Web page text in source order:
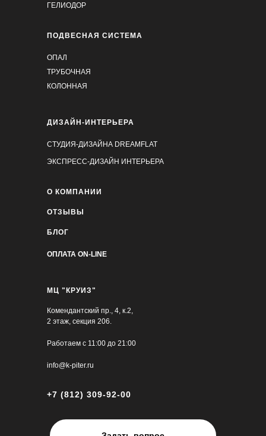
ГЕЛИОДОР
ПОДВЕСНАЯ СИСТЕМА
ОПАЛ
ТРУБОЧНАЯ
КОЛОННАЯ
ОПЛАТА ON-LINE
БЛОГ
О КОМПАНИИ
ДИЗАЙН-ИНТЕРЬЕРА
СТУДИЯ-ДИЗАЙНА DREAMFLAT
МЦ "КРУИЗ"
+7 (812) 309-92-00
ЭКСПРЕСС-ДИЗАЙН ИНТЕРЬЕРА
ОТЗЫВЫ
Комендантский пр., 4, к.2,
2 этаж, секция 206.
Работаем с 11:00 до 21:00
info@k-piter.ru